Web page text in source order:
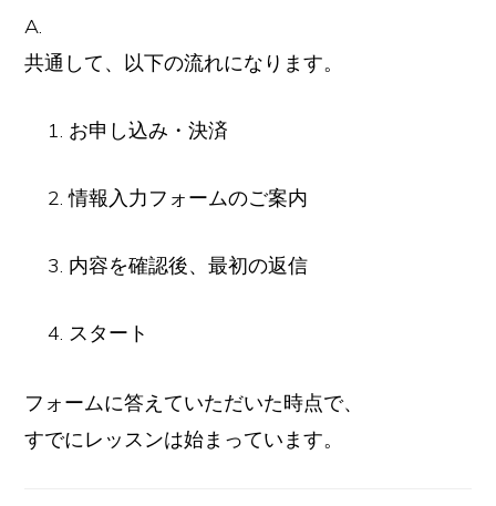
A.
共通して、以下の流れになります。
お申し込み・決済
情報入力フォームのご案内
内容を確認後、最初の返信
スタート
フォームに答えていただいた時点で、
すでにレッスンは始まっています。